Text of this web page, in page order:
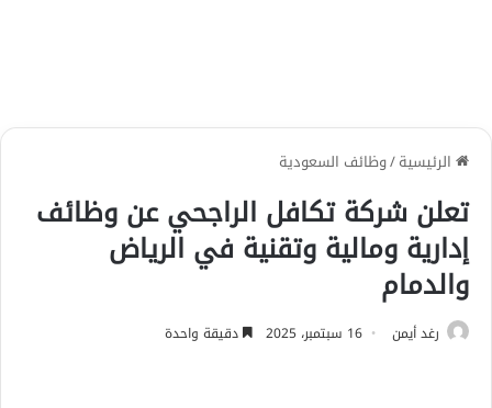
الرئيسية/وظائف السعودية
تعلن شركة تكافل الراجحي عن وظائف
إدارية ومالية وتقنية في الرياض
والدمام
رغد أيمن 16 سبتمبر، 2025 دقيقة واحدة